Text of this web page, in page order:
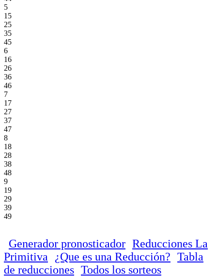
5
15
25
35
45
6
16
26
36
46
7
17
27
37
47
8
18
28
38
48
9
19
29
39
49
Generador pronosticador Reducciones La
Primitiva
¿Que es una Reducción? Tabla
de reducciones Todos los sorteos